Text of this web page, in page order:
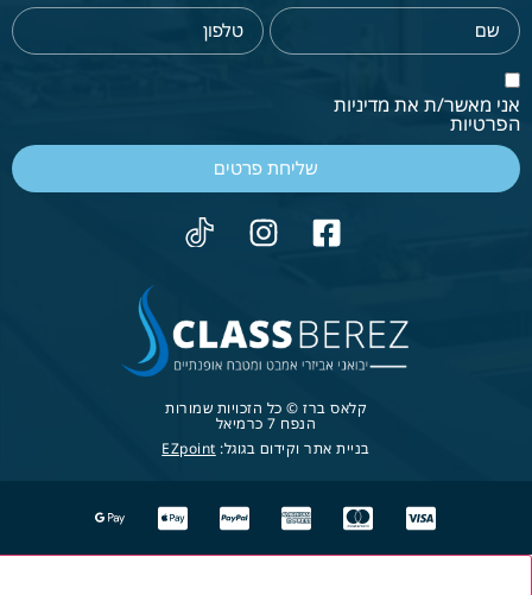
אני מאשר/ת את מדיניות
הפרטיות
שליחת פרטים
קלאס ברז © כל הזכויות שמורות
הנפח 7 כרמיאל
בניית אתר וקידום בגוגל: EZpoint